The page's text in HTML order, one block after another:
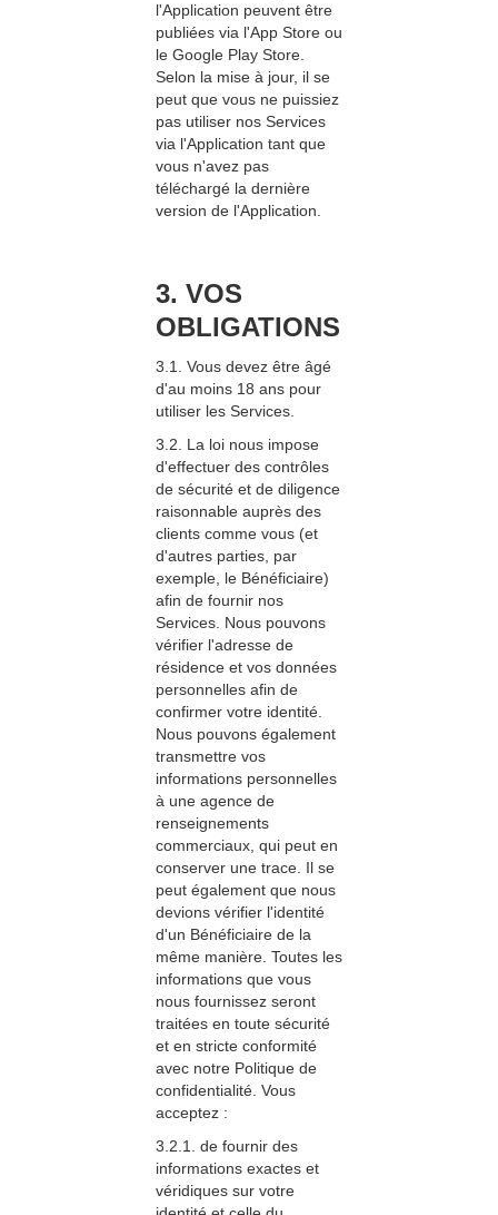
l'Application peuvent être
publiées via l'App Store ou
le Google Play Store.
Selon la mise à jour, il se
peut que vous ne puissiez
pas utiliser nos Services
via l'Application tant que
vous n'avez pas
téléchargé la dernière
version de l'Application.
3. VOS
OBLIGATIONS
3.1. Vous devez être âgé
d'au moins 18 ans pour
utiliser les Services.
3.2. La loi nous impose
d'effectuer des contrôles
de sécurité et de diligence
raisonnable auprès des
clients comme vous (et
d'autres parties, par
exemple, le Bénéficiaire)
afin de fournir nos
Services. Nous pouvons
vérifier l'adresse de
résidence et vos données
personnelles afin de
confirmer votre identité.
Nous pouvons également
transmettre vos
informations personnelles
à une agence de
renseignements
commerciaux, qui peut en
conserver une trace. Il se
peut également que nous
devions vérifier l'identité
d'un Bénéficiaire de la
même manière. Toutes les
informations que vous
nous fournissez seront
traitées en toute sécurité
et en stricte conformité
avec notre Politique de
confidentialité. Vous
acceptez :
3.2.1. de fournir des
informations exactes et
véridiques sur votre